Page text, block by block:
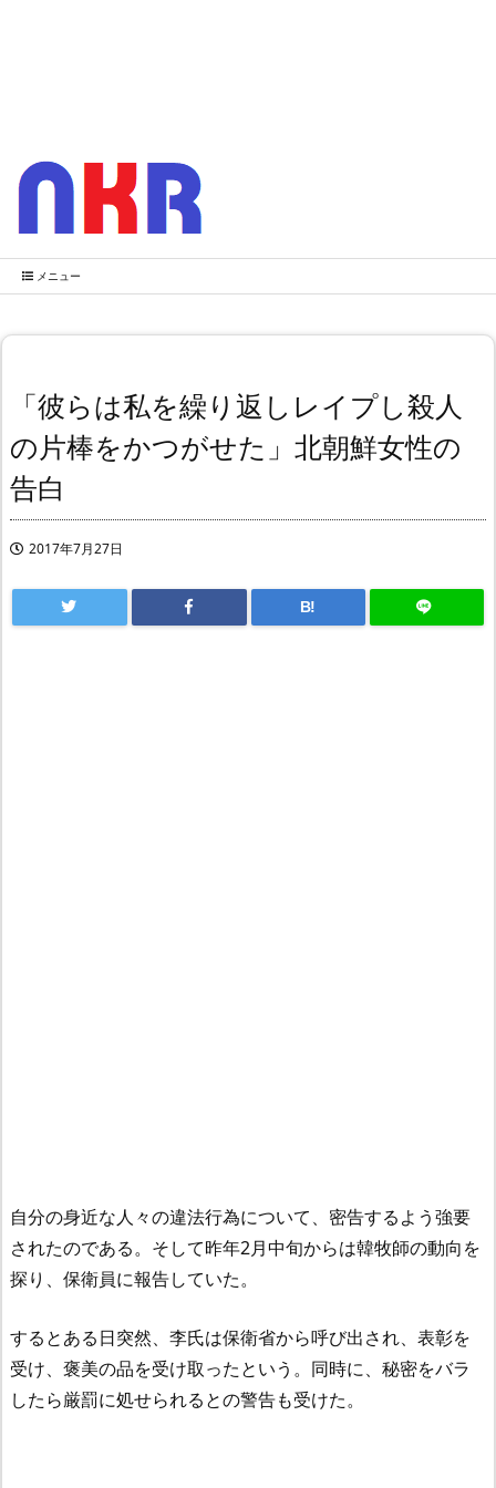
メニュー
「彼らは私を繰り返しレイプし殺人
の片棒をかつがせた」北朝鮮女性の
告白
2017年7月27日
B!
自分の身近な人々の違法行為について、密告するよう強要
されたのである。そして昨年2月中旬からは韓牧師の動向を
探り、保衛員に報告していた。
するとある日突然、李氏は保衛省から呼び出され、表彰を
受け、褒美の品を受け取ったという。同時に、秘密をバラ
したら厳罰に処せられるとの警告も受けた。